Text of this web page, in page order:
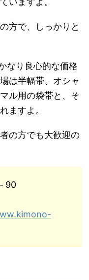
方で、しっかりと
なり良心的な価格
は半幅帯、オシャ
ル用の袋帯と、そ
ますよ。
の方でも大歓迎の
90